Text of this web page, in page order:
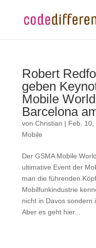
Robert
geben
Mobile
Barcelona
von Christian | Feb. 10,
Mobile
Der GSMA Mobile
ultimative Event der
man die führenden
Mobilfunkindustrie
nicht in Davos sondern
Aber es geht hier...